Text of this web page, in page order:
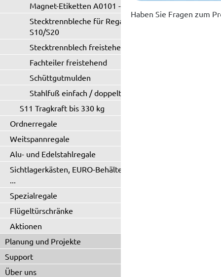
Magnet-Etiketten A0101 - A0102
Stecktrennbleche für Regaltyp
S10/S20
Stecktrennblech freistehend
Fachteiler freistehend
Schüttgutmulden
Stahlfuß einfach / doppelt
S11 Tragkraft bis 330 kg
Ordnerregale
Weitspannregale
Alu- und Edelstahlregale
Sichtlagerkästen, EURO-Behälter
...
Spezialregale
Flügeltürschränke
Aktionen
Planung und Projekte
Support
Über uns
Haben Sie Fragen zum